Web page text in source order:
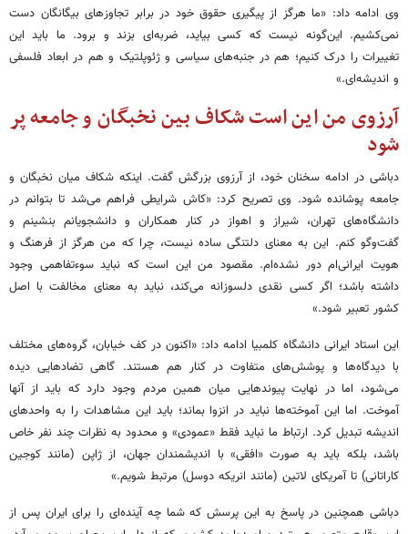
وی ادامه داد: «ما هرگز از پیگیری حقوق خود در برابر تجاوزهای بیگانگان دست
نمی‌کشیم. این‌گونه نیست که کسی بیاید، ضربه‌ای بزند و برود. ما باید این
تغییرات را درک کنیم؛ هم در جنبه‌های سیاسی و ژئوپلتیک و هم در ابعاد فلسفی
و اندیشه‌ای.»
آرزوی من این است شکاف بین نخبگان و جامعه پر
شود
دباشی در ادامه سخنان خود، از آرزوی بزرگش گفت. اینکه شکاف میان نخبگان و
جامعه پوشانده شود. وی تصریح کرد: «کاش شرایطی فراهم می‌شد تا بتوانم در
دانشگاه‌های تهران، شیراز و اهواز در کنار همکاران و دانشجویانم بنشینم و
گفت‌وگو کنم. این به معنای دلتنگی ساده نیست، چرا که من هرگز از فرهنگ و
هویت ایرانی‌ام دور نشده‌ام. مقصود من این است که نباید سوءتفاهمی وجود
داشته باشد؛ اگر کسی نقدی دلسوزانه می‌کند، نباید به معنای مخالفت با اصل
کشور تعبیر شود.»
این استاد ایرانی دانشگاه کلمبیا ادامه داد: «اکنون در کف خیابان، گروه‌های مختلف
با دیدگاه‌ها و پوشش‌های متفاوت در کنار هم هستند. گاهی تضادهایی دیده
می‌شود، اما در نهایت پیوندهایی میان همین مردم وجود دارد که باید از آنها
آموخت. اما این آموخته‌ها نباید در انزوا بماند؛ باید این مشاهدات را به واحدهای
اندیشه تبدیل کرد. ارتباط ما نباید فقط «عمودی» و محدود به نظرات چند نفر خاص
باشد، بلکه باید به صورت «افقی» با اندیشمندان جهان، از ژاپن (مانند کوجین
کاراتانی) تا آمریکای لاتین (مانند انریکه دوسل) مرتبط شویم.»
دباشی همچنین در پاسخ به این پرسش که شما چه آینده‌ای را برای ایران پس از